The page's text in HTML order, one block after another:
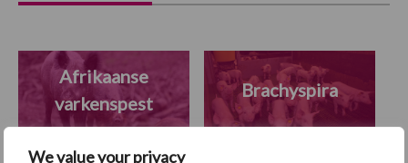
We value your privacy
Afrikaanse
varkenspest
Brachyspira